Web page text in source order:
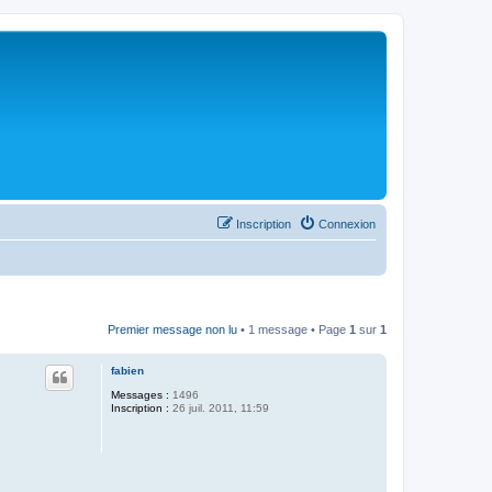
Connexion
Inscription
Premier message non lu • 1 message • Page 1 sur 1
fabien
Messages : 1496
Inscription : 26 juil. 2011, 11:59